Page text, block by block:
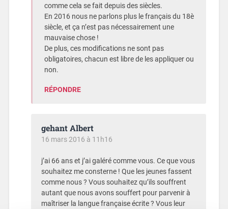
comme cela se fait depuis des siècles.
En 2016 nous ne parlons plus le français du 18è
siècle, et ça n’est pas nécessairement une
mauvaise chose !
De plus, ces modifications ne sont pas
obligatoires, chacun est libre de les appliquer ou
non.
RÉPONDRE
gehant Albert
16 mars 2016 à 11h16
j’ai 66 ans et j’ai galéré comme vous. Ce que vous
souhaitez me consterne ! Que les jeunes fassent
comme nous ? Vous souhaitez qu’ils souffrent
autant que nous avons souffert pour parvenir à
maîtriser la langue française écrite ? Vous leur